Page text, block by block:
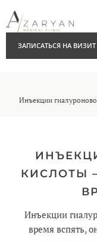
ЗАПИСАТЬСЯ НА ВИЗИТ
Инъекции
КИСЛОТЫ
Инъекции
время вспять,